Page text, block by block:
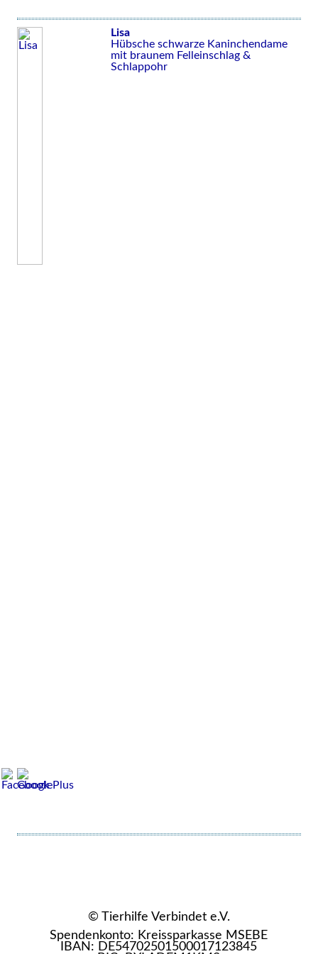
Lisa
Hübsche schwarze Kaninchendame
mit braunem Felleinschlag &
Schlappohr
© Tierhilfe Verbindet e.V.
Spendenkonto: Kreissparkasse MSEBE
IBAN: DE54702501500017123845